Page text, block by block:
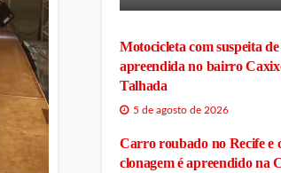
Motocicleta com suspeita
apreendida no bairro
Talhada
5 de agosto de 2026
Carro roubado no Recife e
clonagem é apreendido na